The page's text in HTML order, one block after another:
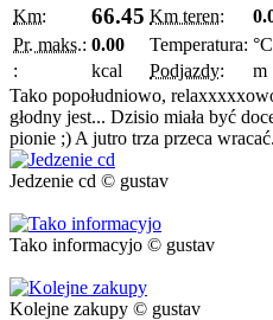
Km: 66.45 Km teren:
Pr. maks.: 0.00 Temperatura: °C
:
kcal Podjazdy: m
Tako popołudniowo,
głodny jest... Dzisio miała być
pionie ;) A jutro trza przeca
Jedzenie cd © gustav
Tako informacyjo © gustav
Kolejne zakupy © gustav